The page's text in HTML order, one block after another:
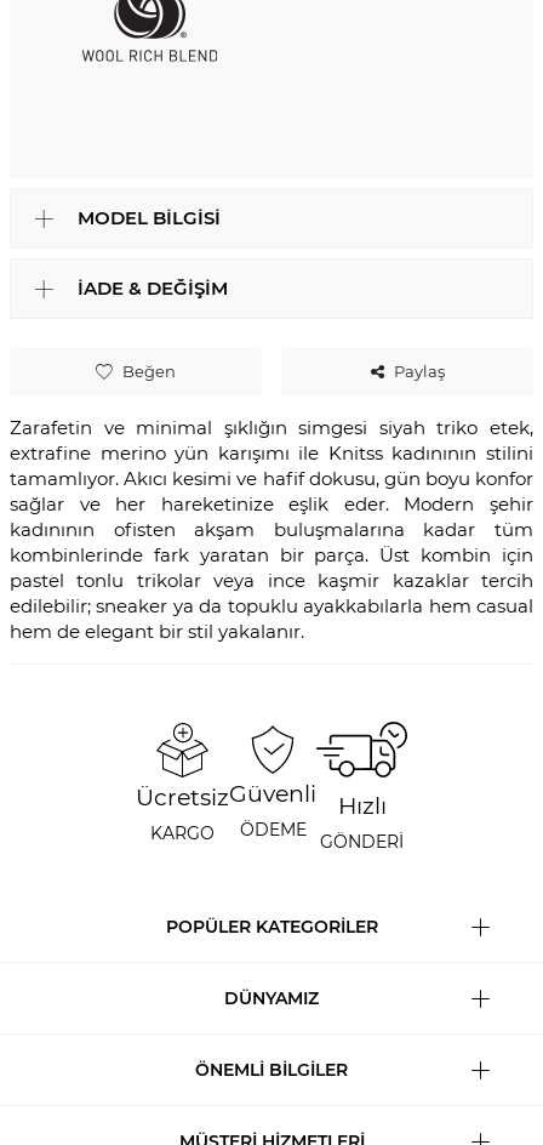
Beğen Paylaş
Zarafetin ve minimal şıklığın simgesi siyah triko etek,
extrafine merino yün karışımı ile Knitss kadınının stilini
tamamlıyor. Akıcı kesimi ve hafif dokusu, gün boyu konfor
sağlar ve her hareketinize eşlik eder. Modern şehir
kadınının ofisten akşam buluşmalarına kadar tüm
kombinlerinde fark yaratan bir parça. Üst kombin için
pastel tonlu trikolar veya ince kaşmir kazaklar tercih
edilebilir; sneaker ya da topuklu ayakkabılarla hem casual
hem de elegant bir stil yakalanır.
MODEL BILGISI
İADE & DEĞIŞIM
Ücretsiz
KARGO
Güvenli
ÖDEME
Hızlı
GÖNDERİ
POPÜLER KATEGORİLER
DÜNYAMIZ
ÖNEMLİ BİLGİLER